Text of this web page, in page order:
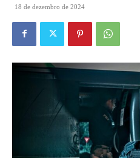
18 de dezembro de 2024